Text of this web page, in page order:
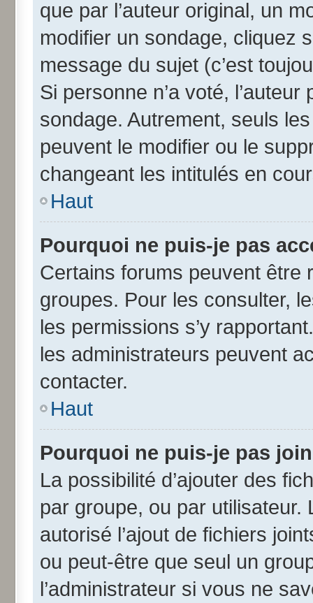
que par l’auteur original, un
modifier un sondage, cliquez
message du sujet (c’est
Si personne n’a voté,
sondage. Autrement, seuls
peuvent le modifier ou le
changeant les intitulés en
Haut
Pourquoi ne puis-je pas
Certains forums peuvent être
groupes. Pour les consulter,
les permissions s’y
les administrateurs peuvent
contacter.
Haut
Pourquoi ne puis-je pas
La possibilité d’ajouter des
par groupe, ou par utilisateur.
autorisé l’ajout de fichiers
ou peut-être que seul un
l’administrateur si vous ne